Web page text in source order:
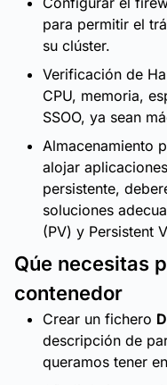
para permitir el
su clúster.
Verificación de
CPU, memoria,
SSOO, ya sean
Almacenamiento
alojar
persistente,
soluciones
(PV) y Persistent
Qúe necesitas
contenedor
Crear un fichero
descripción de
queramos tener